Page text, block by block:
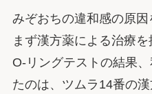
みぞおちの違和感の原
まず漢方薬による治療を
O-リングテストの結果
たのは、ツムラ14番の漢